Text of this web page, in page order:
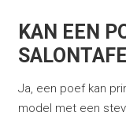
KAN EEN
Ja, een poef kan
model met een